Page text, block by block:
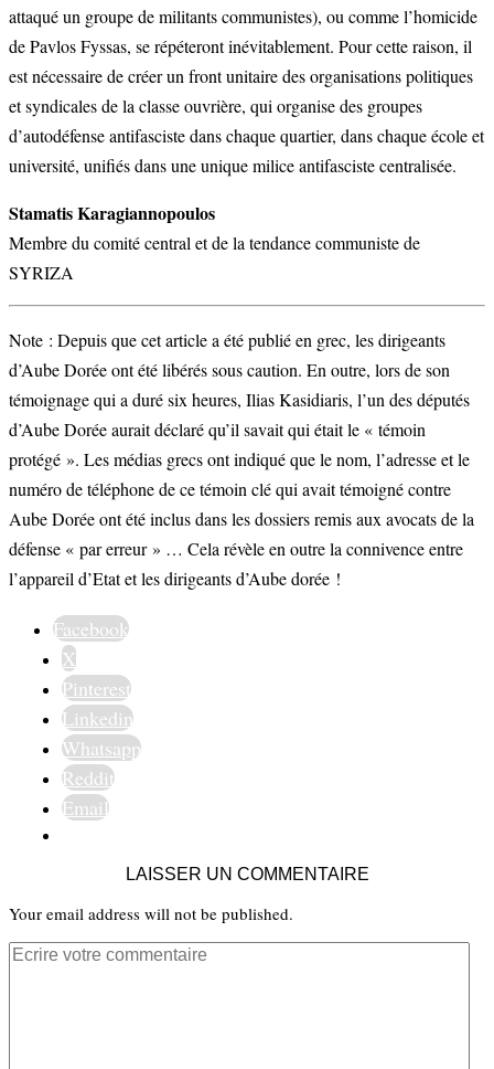
attaqué un groupe de militants communistes), ou comme l’homicide
de Pavlos Fyssas, se répéteront inévitablement. Pour cette raison, il
est nécessaire de créer un front unitaire des organisations politiques
et syndicales de la classe ouvrière, qui organise des groupes
d’autodéfense antifasciste dans chaque quartier, dans chaque école et
université, unifiés dans une unique milice antifasciste centralisée.
Stamatis Karagiannopoulos
Membre du comité central et de la tendance communiste de
SYRIZA
Note : Depuis que cet article a été publié en grec, les dirigeants
d’Aube Dorée ont été libérés sous caution. En outre, lors de son
témoignage qui a duré six heures, Ilias Kasidiaris, l’un des députés
d’Aube Dorée aurait déclaré qu’il savait qui était le « témoin
protégé ». Les médias grecs ont indiqué que le nom, l’adresse et le
numéro de téléphone de ce témoin clé qui avait témoigné contre
Aube Dorée ont été inclus dans les dossiers remis aux avocats de la
défense « par erreur » … Cela révèle en outre la connivence entre
l’appareil d’Etat et les dirigeants d’Aube dorée !
Facebook
X
Pinterest
Linkedin
Whatsapp
Reddit
Email
LAISSER UN COMMENTAIRE
Your email address will not be published.